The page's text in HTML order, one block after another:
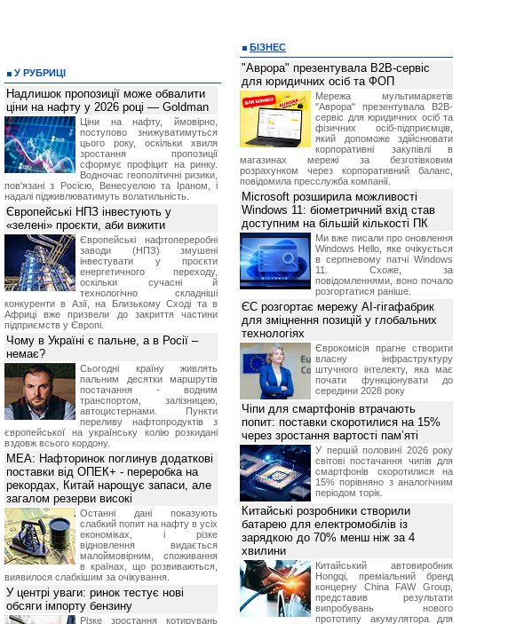
У РУБРИЦІ
Надлишок пропозиції може обвалити
ціни на нафту у 2026 році — Goldman
Ціни на нафту, ймовірно,
поступово знижуватимуться
цього року, оскільки хвиля
зростання пропозиції
сформує профіцит на ринку.
Водночас геополітичні ризики,
пов'язані з Росією, Венесуелою та Іраном, і
надалі підживлюватимуть волатильність.
Європейські НПЗ інвестують у
«зелені» проєкти, аби вижити
Європейські нафтопереробні
заводи (НПЗ) змушені
інвестувати у проєкти
енергетичного переходу,
оскільки сучасні й
технологічно складніші
конкуренти в Азії, на Близькому Сході та в
Африці вже призвели до закриття частини
підприємств у Європі.
Чому в Україні є пальне, а в Росії –
немає?
Сьогодні країну живлять
пальним десятки маршрутів
постачання - водним
транспортом, залізницею,
автоцистернами. Пункти
переливу нафтопродуктів з
європейської на українську колію розкидані
вздовж всього кордону.
МЕА: Нафторинок поглинув додаткові
поставки від ОПЕК+ - переробка на
рекордах, Китай нарощує запаси, але
загалом резерви високі
Останні дані показують
слабкий попит на нафту в усіх
економіках, і різке
відновлення видається
малоймовірним, споживання
в країнах, що розвиваються,
виявилося слабкішим за очікування.
У центрі уваги: ринок тестує нові
обсяги імпорту бензину
Різке зростання котирувань
БІЗНЕС
"Аврора" презентувала B2B-сервіс
для юридичних осіб та ФОП
Мережа мультимаркетів
"Аврора" презентувала B2B-
сервіс для юридичних осіб та
фізичних осіб-підприємців,
який допоможе здійснювати
корпоративні закупівлі в
магазинах мережі за безготівковим
розрахунком через корпоративний баланс,
повідомила пресслужба компанії.
Microsoft розширила можливості
Windows 11: біометричний вхід став
доступним на більшій кількості ПК
Ми вже писали про оновлення
Windows Hello, яке очікується
в серпневому патчі Windows
11. Схоже, за
повідомленнями, воно почало
розгортатися раніше.
ЄС розгортає мережу AI-гігафабрик
для зміцнення позицій у глобальних
технологіях
Єврокомісія прагне створити
власну інфраструктуру
штучного інтелекту, яка має
почати функціонувати до
середини 2028 року
Чіпи для смартфонів втрачають
попит: поставки скоротилися на 15%
через зростання вартості пам’яті
У першій половині 2026 року
світові постачання чипів для
смартфонів скоротилися на
15% порівняно з аналогічним
періодом торік.
Китайські розробники створили
батарею для електромобілів із
зарядкою до 70% менш ніж за 4
хвилини
Китайський автовиробник
Hongqi, преміальний бренд
концерну China FAW Group,
представив результати
випробувань нового
прототипу акумулятора для